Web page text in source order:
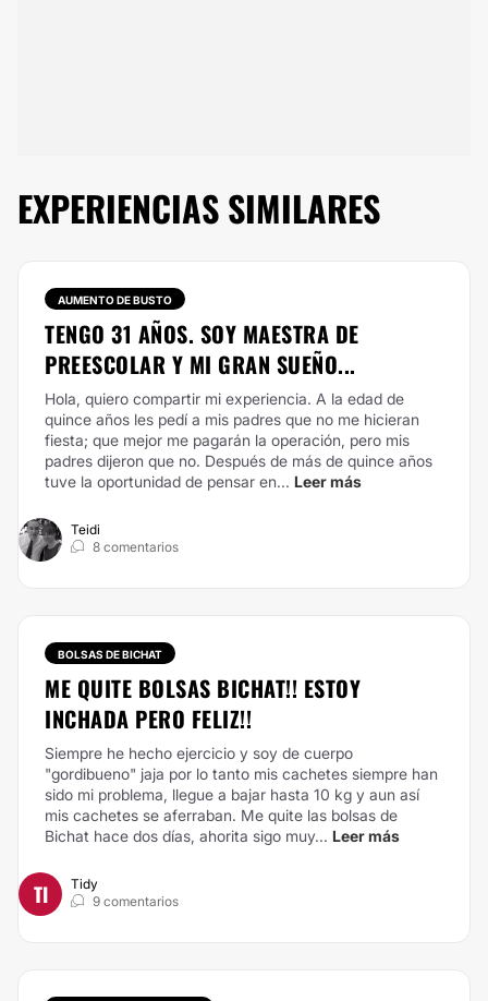
EXPERIENCIAS SIMILARES
AUMENTO DE BUSTO
TENGO 31 AÑOS. SOY MAESTRA DE
PREESCOLAR Y MI GRAN SUEÑO...
Hola, quiero compartir mi experiencia. A la edad de
quince años les pedí a mis padres que no me hicieran
fiesta; que mejor me pagarán la operación, pero mis
padres dijeron que no. Después de más de quince años
tuve la oportunidad de pensar en... Leer más
Teidi
8 comentarios
BOLSAS DE BICHAT
ME QUITE BOLSAS BICHAT!! ESTOY
INCHADA PERO FELIZ!!
Siempre he hecho ejercicio y soy de cuerpo
"gordibueno" jaja por lo tanto mis cachetes siempre han
sido mi problema, llegue a bajar hasta 10 kg y aun así
mis cachetes se aferraban. Me quite las bolsas de
Bichat hace dos días, ahorita sigo muy... Leer más
TI
Tidy
9 comentarios